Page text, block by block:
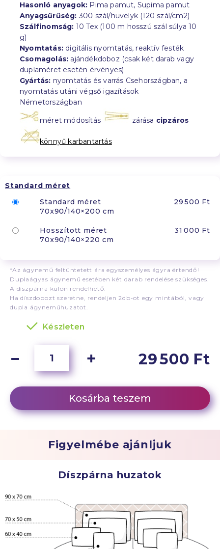
Hasonló anyagok: Pima pamut, Supima pamut
Anyagsűrűség: 300 szál/hüvelyk (120 szál/cm2)
Szálfinomság: 10 Tex (100 m hosszú szál súlya 10
g)
Nyomtatás: digitális nyomtatás, reaktív festék
Csomagolás: ajándékdoboz (csak két darab vagy
duplaméret esetén érvényes)
Gyártás: nyomtatás és varrás Csehországban, a
nyomtatás utáni végső igazítások
Németországban
méret módosítás zárása cipzáros
könnyű karbantartás
Standard méret
Standard méret
70x90/140×200 cm
29 500 Ft
Hosszított méret
70x90/140×220 cm
31 000 Ft
*Az ágynemű feltüntetett ára egyszemélyes ágyra értendő!
Duplaágyas ágynemű esetében két darab rendelése szükséges.
A díszpárna külön rendelhető.
Ha díszdobozt szeretne, rendeljen 2db-ot egy mintából, vagy
dupla ágyneműhuzatot.
Készleten
29 500 Ft
Kosárba teszem
Figyelmébe ajánljuk
Díszpárna huzatok